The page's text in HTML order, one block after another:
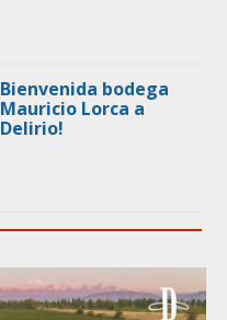
Bienvenida bodega
Mauricio Lorca a
Delirio!